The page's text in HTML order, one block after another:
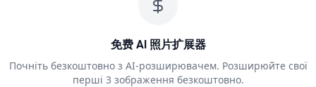
免费 AI 照片扩展器
Почніть безкоштовно з AI-розширювачем. Розширюйте свої
перші 3 зображення безкоштовно.